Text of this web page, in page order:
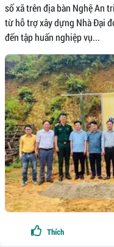
số xã trên địa bàn Nghệ An
từ hỗ trợ xây dựng Nhà Đại
đến tập huấn nghiệp vụ...
Thích